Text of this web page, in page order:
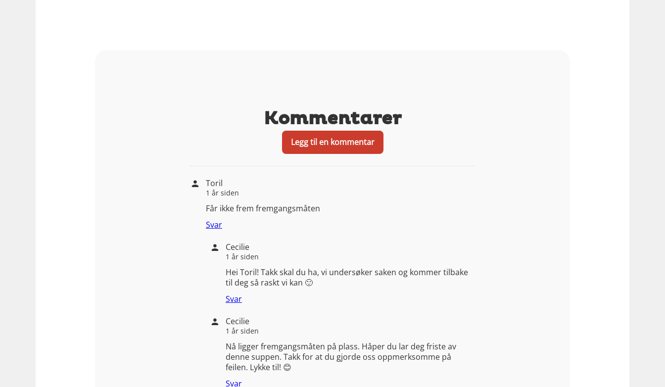
Kommentarer
Legg til en kommentar
Toril
1 år siden
Får ikke frem fremgangsmåten
Svar
Cecilie
1 år siden
Hei Toril! Takk skal du ha, vi undersøker saken og kommer tilbake
til deg så raskt vi kan 🙂
Svar
Cecilie
1 år siden
Nå ligger fremgangsmåten på plass. Håper du lar deg friste av
denne suppen. Takk for at du gjorde oss oppmerksomme på
feilen. Lykke til! 😊
Svar